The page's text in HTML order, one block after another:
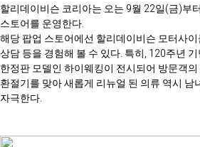
할리데이비슨 코리아는 오는 9월 22일(금)부
스토어를 운영한다.
해당 팝업 스토어에선 할리데이비슨 모터사
상담 등을 경험해 볼 수 있다. 특히, 120주년
한정판 모델인 하이웨킹이 전시되어 방문객
환절기를 맞아 새롭게 리뉴얼 된 의류 역시
자극한다.